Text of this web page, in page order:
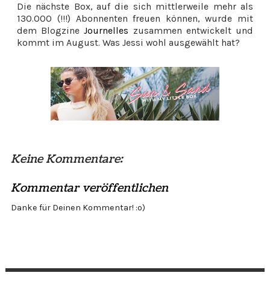
Die nächste Box, auf die sich mittlerweile mehr als
130.000 (!!!) Abonnenten freuen können, wurde mit
dem BlogzineJournelles zusammen entwickelt und
kommt im August. Was Jessi wohl ausgewählt hat?
Keine Kommentare:
Kommentar veröffentlichen
Danke für Deinen Kommentar! :o)